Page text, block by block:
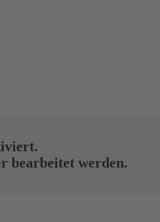
bearbeitet werden.